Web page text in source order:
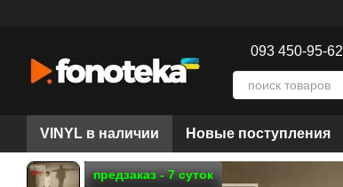
093 450-95-62
VINYL в наличии Новые поступления
предзаказ - 7 суток